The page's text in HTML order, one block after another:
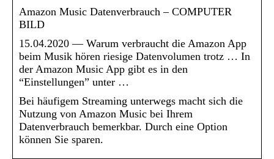
Amazon Music Datenverbrauch – COMPUTER
BILD
15.04.2020 — Warum verbraucht die Amazon App
beim Musik hören riesige Datenvolumen trotz … In
der Amazon Music App gibt es in den
“Einstellungen” unter …
Bei häufigem Streaming unterwegs macht sich die
Nutzung von Amazon Music bei Ihrem
Datenverbrauch bemerkbar. Durch eine Option
können Sie sparen.